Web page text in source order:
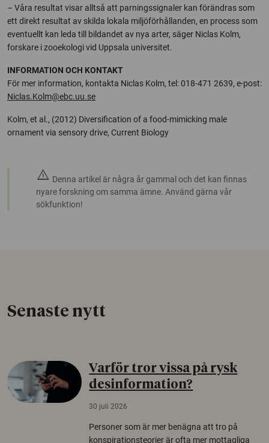
– Våra resultat visar alltså att parningssignaler kan förändras som
ett direkt resultat av skilda lokala miljöförhållanden, en process som
eventuellt kan leda till bildandet av nya arter, säger Niclas Kolm,
forskare i zooekologi vid Uppsala universitet.
INFORMATION OCH KONTAKT
För mer information, kontakta Niclas Kolm, tel: 018-471 2639, e-post:
Niclas.Kolm@ebc.uu.se
Kolm, et al., (2012) Diversification of a food-mimicking male
ornament via sensory drive, Current Biology
warning Denna artikel är några år gammal och det kan finnas
nyare forskning om samma ämne. Använd gärna vår
sökfunktion!
Senaste nytt
Varför tror vissa på rysk
desinformation?
30 juli 2026
Personer som är mer benägna att tro på
konspirationsteorier är ofta mer mottagliga